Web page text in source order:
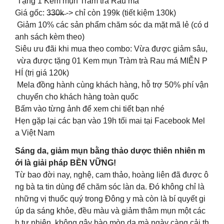
Giá gốc: 3̶̶3̶̶0̶̶k̶ -> chỉ còn 199k (tiết kiệm 130k)
Giảm 10% các sản phẩm chăm sóc da mặt mã lẻ (có d
anh sách kèm theo)
Siêu ưu đãi khi mua theo combo: Vừa được giảm sâu,
vừa được tặng 01 Kem mụn Tràm trà Rau má MIỄN P
HÍ (trị giá 120k)
Mela đồng hành cùng khách hàng, hỗ trợ 50% phí vận
chuyển cho khách hàng toàn quốc
Bấm vào từng ảnh để xem chi tiết bạn nhé
Hẹn gặp lại các bạn vào 19h tối mai tại Facebook Mel
a Việt Nam
Sáng da, giảm mụn bằng thảo dược thiên nhiên m
ới là giải pháp BỀN VỮNG!
Từ bao đời nay, nghệ, cam thảo, hoàng liên đã được ô
ng bà ta tin dùng để chăm sóc làn da. Đó không chỉ là
những vị thuốc quý trong Đông y mà còn là bí quyết gi
úp da sáng khỏe, đều màu và giảm thâm mụn một các